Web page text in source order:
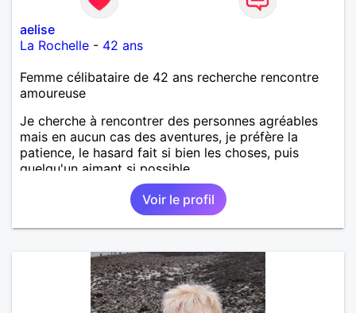
aelise
La Rochelle - 42 ans
Femme célibataire de 42 ans recherche rencontre
amoureuse
Je cherche à rencontrer des personnes agréables
mais en aucun cas des aventures, je préfère la
patience, le hasard fait si bien les choses, puis
quelqu'un aimant si possible.
Voir le profil